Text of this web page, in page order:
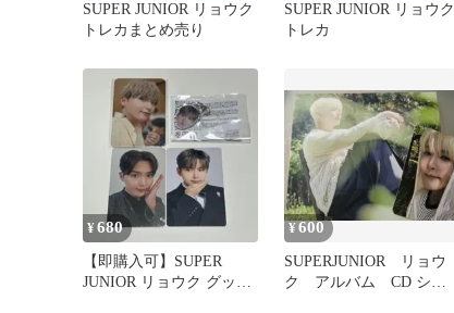
SUPER JUNIOR リョウク
トレカまとめ売り
SUPER JUNIOR リョウク
トレカ
¥680
【即購入可】SUPER
JUNIOR リョウク グッズ
¥600
SUPERJUNIOR リョウ
ク アルバム CD シン